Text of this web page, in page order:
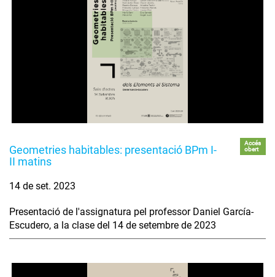
Geometries habitables: presentació BPm I-
II matins
Accés
obert
14 de set. 2023
Presentació de l'assignatura pel professor Daniel García-
Escudero, a la clase del 14 de setembre de 2023